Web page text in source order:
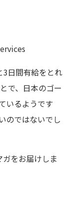
3日間有給をとれ
で、日本のゴー
いるようです
のではないでし
をお届けしま